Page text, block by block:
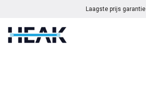
Laagste prijs garantie